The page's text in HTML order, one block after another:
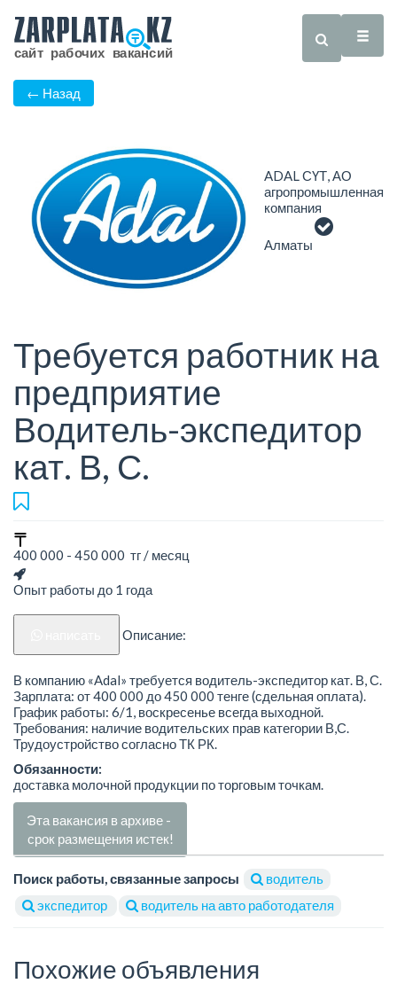
← Назад
ADAL СҮТ, АО
агропромышленная
компания
Алматы
Требуется работник на
предприятие
Водитель-экспедитор
кат. В, С.
400 000 - 450 000 тг / месяц
Опыт работы до 1 года
Описание:
В компанию «Adal» требуется водитель-экспедитор кат. В, С.
Зарплата: от 400 000 до 450 000 тенге (сдельная оплата).
График работы: 6/1, воскресенье всегда выходной.
Требования: наличие водительских прав категории В,С.
Трудоустройство согласно ТК РК.
Обязанности:
доставка молочной продукции по торговым точкам.
Эта вакансия в архиве -
срок размещения истек!
Поиск работы, связанные запросы
водитель
экспедитор
водитель на авто работодателя
Похожие объявления